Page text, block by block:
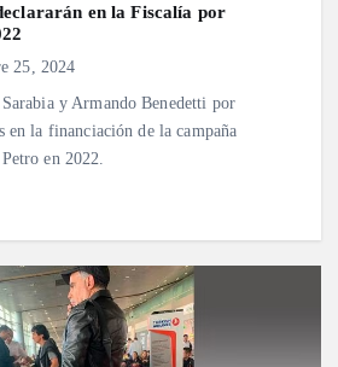
en la Fiscalía por
25, 2024
y Armando Benedetti por
en la financiación de la campaña
en 2022.